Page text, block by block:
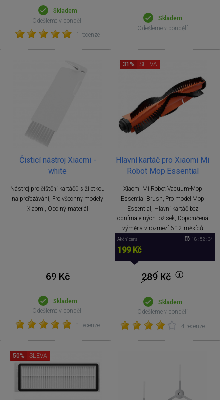
Skladem
Odešleme v pondělí
1 recenze
Skladem
Odešleme v pondělí
Čisticí nástroj Xiaomi -
white
Nástroj pro čištění kartáčů s žiletkou
na prořezávání, Pro všechny modely
Xiaomi, Odolný materiál
69 Kč
Skladem
Odešleme v pondělí
1 recenze
Hlavní kartáč pro Xiaomi Mi
Robot Mop Essential
Xiaomi Mi Robot Vacuum-Mop
Essential Brush, Pro model Mop
Essential, Hlavní kartáč bez
odnímatelných ložisek, Doporučená
výměna v rozmezí 6-12 měsíců
31% SLEVA
Akční cena
199 Kč
18 : 52 : 33
289 Kč
Skladem
Odešleme v pondělí
4 recenze
50% SLEVA